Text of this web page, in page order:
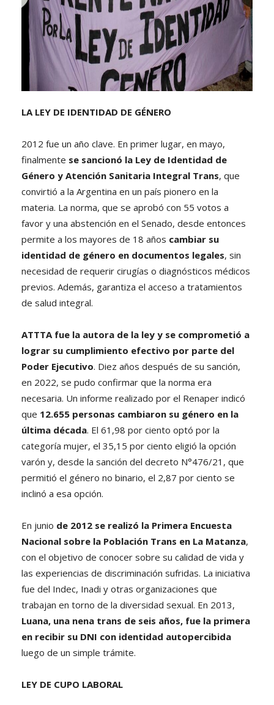
LA LEY DE IDENTIDAD DE GÉNERO
2012 fue un año clave. En primer lugar, en mayo,
finalmente se sancionó la Ley de Identidad de
Género y Atención Sanitaria Integral Trans, que
convirtió a la Argentina en un país pionero en la
materia. La norma, que se aprobó con 55 votos a
favor y una abstención en el Senado, desde entonces
permite a los mayores de 18 años cambiar su
identidad de género en documentos legales, sin
necesidad de requerir cirugías o diagnósticos médicos
previos. Además, garantiza el acceso a tratamientos
de salud integral.
ATTTA fue la autora de la ley y se comprometió a
lograr su cumplimiento efectivo por parte del
Poder Ejecutivo. Diez años después de su sanción,
en 2022, se pudo confirmar que la norma era
necesaria. Un informe realizado por el Renaper indicó
que 12.655 personas cambiaron su género en la
última década. El 61,98 por ciento optó por la
categoría mujer, el 35,15 por ciento eligió la opción
varón y, desde la sanción del decreto N°476/21, que
permitió el género no binario, el 2,87 por ciento se
inclinó a esa opción.
En junio de 2012 se realizó la Primera Encuesta
Nacional sobre la Población Trans en La Matanza,
con el objetivo de conocer sobre su calidad de vida y
las experiencias de discriminación sufridas. La iniciativa
fue del Indec, Inadi y otras organizaciones que
trabajan en torno de la diversidad sexual. En 2013,
Luana, una nena trans de seis años, fue la primera
en recibir su DNI con identidad autopercibida
luego de un simple trámite.
LEY DE CUPO LABORAL